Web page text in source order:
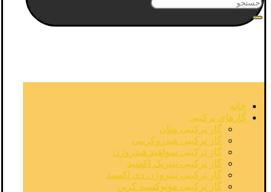
خانه
گازهای ترکیبی
گاز ترکیبی متان
گاز ترکیبی هیدروکربنی
گاز ترکیبی سولفید هیدروژن
گاز ترکیبی نیتریک اکسید
گاز ترکیبی نیتروژن دی اکسید
گاز ترکیبی مونوکسید کربن